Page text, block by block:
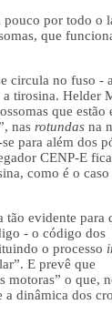
pouco por todo o
que
circula no fuso -
tirosina. Helder
que estão
nas rotundas na
para além dos
CENP-E
como é o caso
evidente para
- o código dos
o processo
E prevê que
motoras” o que,
dinâmica dos